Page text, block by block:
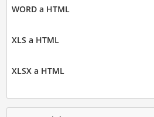
WORD a HTML
XLS a HTML
XLSX a HTML